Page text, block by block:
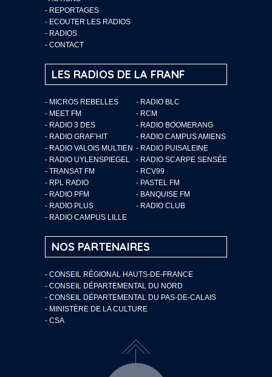
- REPORTAGES
- ECOUTER LES RADIOS
- RADIOS
- CONTACT
LES RADIOS DE LA FRANF
- MICROS REBELLES
- RADIO BLC
- MEET FM
- RCM
- RADIO 3 DES
- RADIO BOOMERANG
- RADIO GRAF’HIT
- RADIO CAMPUS AMIENS
- RADIO VALOIS MULTIEN - RADIO PUISALEINE
- RADIO UYLENSPIEGEL
- RADIO SCARPE SENSÉE
- TRANSAT FM
- RCV99
- RPL RADIO
- PASTEL FM
- RADIO PFM
- BANQUISE FM
- RADIO PLUS
- RADIO CLUB
- RADIO CAMPUS LILLE
NOS PARTENAIRES
- CONSEIL RÉGIONAL HAUTS-DE-FRANCE
- CONSEIL DÉPARTEMENTAL DU NORD
- CONSEIL DÉPARTEMENTAL DU PAS-DE-CALAIS
- MINISTÈRE DE LA CULTURE
- CSA